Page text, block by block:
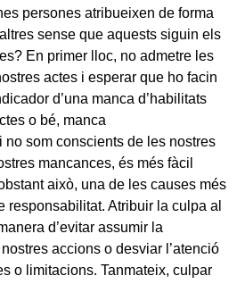
persones atribueixen de forma
sense que aquests siguin els
En primer lloc, no admetre les
actes i esperar que ho facin
d’una manca d’habilitats
o bé, manca
no som conscients de les nostres
mancances, és més fàcil
això, una de les causes més
responsabilitat. Atribuir la culpa al
d’evitar assumir la
accions o desviar l’atenció
o limitacions. Tanmateix, culpar